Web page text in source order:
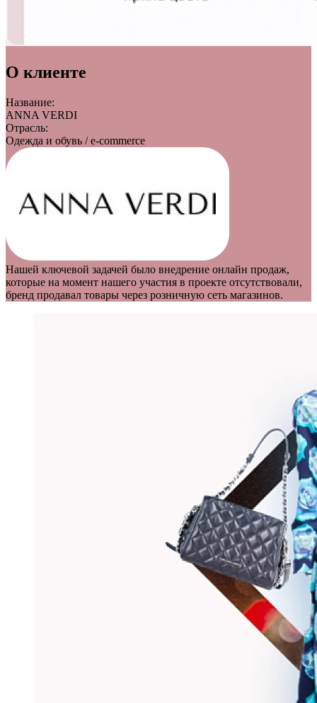
О клиенте
Название:
ANNA VERDI
Отрасль:
Одежда и обувь / e-commerce
Нашей ключевой задачей было внедрение онлайн продаж,
которые на момент нашего участия в проекте отсутствовали,
бренд продавал товары через розничную сеть магазинов.